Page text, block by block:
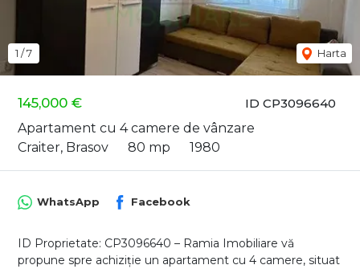
ID CP3096640
145,000 €
Apartament cu 4 camere de vânzare
Craiter, Brasov
80 mp 1980
1 /7 Harta
WhatsApp Facebook
ID Proprietate: CP3096640 – Ramia Imobiliare vă
propune spre achiziție un apartament cu 4 camere, situat